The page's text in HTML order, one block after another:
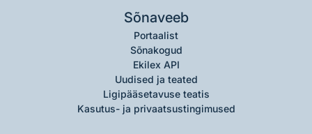
Sõnaveeb
Portaalist
Sõnakogud
Ekilex API
Uudised ja teated
Ligipääsetavuse teatis
Kasutus- ja privaatsustingimused